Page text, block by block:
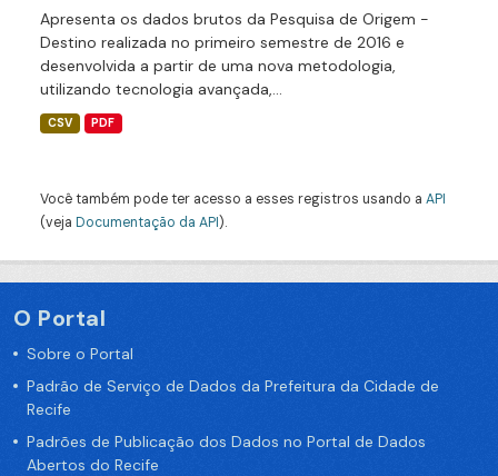
Apresenta os dados brutos da Pesquisa de Origem -
Destino realizada no primeiro semestre de 2016 e
desenvolvida a partir de uma nova metodologia,
utilizando tecnologia avançada,...
CSV PDF
Você também pode ter acesso a esses registros usando a API
(veja Documentação da API).
O Portal
Sobre o Portal
Padrão de Serviço de Dados da Prefeitura da Cidade de
Recife
Padrões de Publicação dos Dados no Portal de Dados
Abertos do Recife